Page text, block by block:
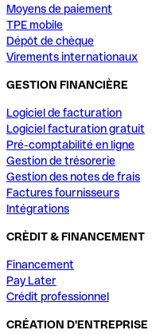
Moyens de paiement
TPE mobile
Dépôt de chèque
Virements internationaux
GESTION FINANCIÈRE
Logiciel de facturation
Logiciel facturation gratuit
Pré-comptabilité en ligne
Gestion de trésorerie
Gestion des notes de frais
Factures fournisseurs
Intégrations
CRÈDIT & FINANCEMENT
Financement
Pay Later
Crédit professionnel
CRÉATION D'ENTREPRISE